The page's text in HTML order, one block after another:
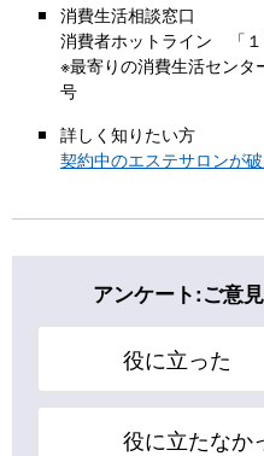
消費生活相談窓口
消費者ホットライン 「
※最寄りの消費生活センタ
号
詳しく知りたい方
契約中のエステサロンが破
アンケート:ご意
役に立った
役に立たなか